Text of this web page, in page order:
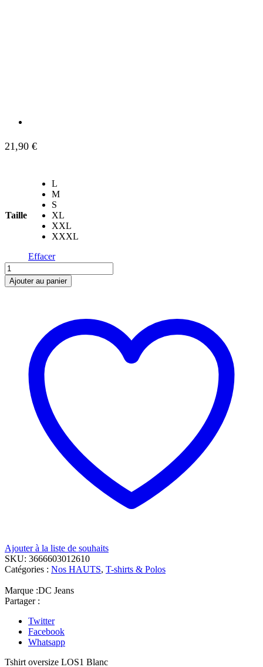
21,90 €
Taille
L
M
S
XL
XXL
XXXL
Effacer
quantité
de
Tshirt
Ajouter au panier
Ajouter à la liste de souhaits
SKU: 3666603012610
Catégories : Nos HAUTS, T-shirts & Polos
Marque :DC Jeans
Partager :
Twitter
Facebook
Whatsapp
Tshirt oversize LOS1 Blanc